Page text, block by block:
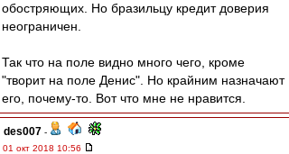
обостряющих. Но бразильцу кредит доверия
неограничен.
Так что на поле видно много чего, кроме
"творит на поле Денис". Но крайним назначают
его, почему-то. Вот что мне не нравится.
des007 -
01 окт 2018 10:56